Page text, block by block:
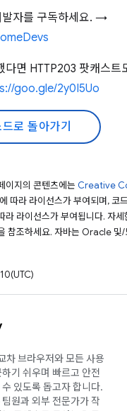
자를 구독하세요. →
다면 HTTP203 팟캐스트
goo.gle/2y0I5Uo
로 돌아가기
이지의 콘텐츠에는 Creative
에 따라 라이선스가 부여되며, 코
라 라이선스가 부여됩니다. 자세
참조하세요. 자바는 Oracle 및
브라우저와 모든 사용
기 쉬우며 빠르고 안전
있도록 돕고자 합니다.
원과 외부 전문가가 작